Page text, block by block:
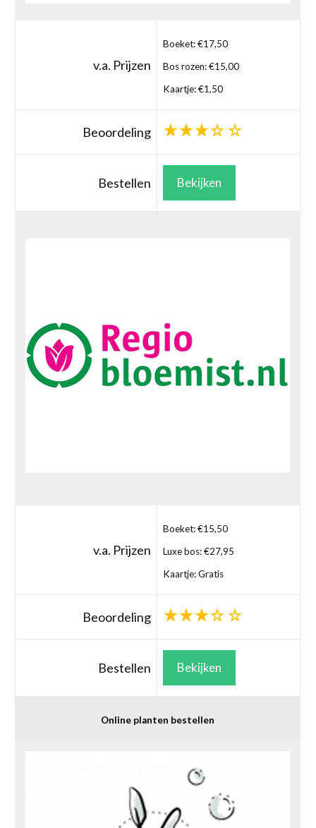
v.a. Prijzen
Boeket: €17,50
Bos rozen: €15,00
Kaartje: €1,50
Beoordeling
Bestellen Bekijken
v.a. Prijzen
Boeket: €15,50
Luxe bos: €27,95
Kaartje: Gratis
Beoordeling
Bestellen Bekijken
Online planten bestellen